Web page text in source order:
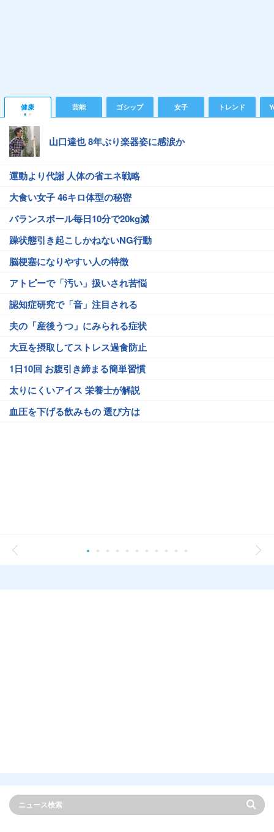
健康 芸能 ゴシップ 女子 トレンド
山口達也 8年ぶり楽器姿に感涙か
運動より代謝 人体の省エネ戦略
大食い女子 46キロ体型の秘密
バランスボール毎日10分で20kg減
躁状態引き起こしかねないNG行動
脳梗塞になりやすい人の特徴
アトピーで「汚い」扱いされ苦悩
認知症研究で「音」注目される
夫の「産後うつ」にみられる症状
大豆を摂取してストレス過食防止
1日10回 お腹引き締まる簡単習慣
太りにくいアイス 栄養士が解説
血圧を下げる飲みもの 選び方は